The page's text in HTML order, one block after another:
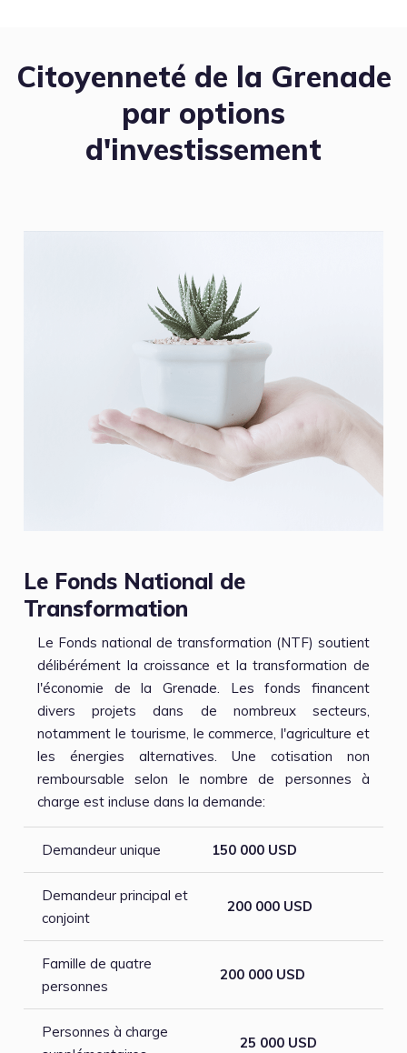
Citoyenneté de la Grenade
par options
d'investissement
Le Fonds National de
Transformation
Le Fonds national de transformation (NTF) soutient
délibérément la croissance et la transformation de
l'économie de la Grenade. Les fonds financent
divers projets dans de nombreux secteurs,
notamment le tourisme, le commerce, l'agriculture et
les énergies alternatives. Une cotisation non
remboursable selon le nombre de personnes à
charge est incluse dans la demande:
Demandeur unique 150 000 USD
Demandeur principal et
conjoint
200 000 USD
Famille de quatre
personnes
200 000 USD
Personnes à charge
25 000 USD